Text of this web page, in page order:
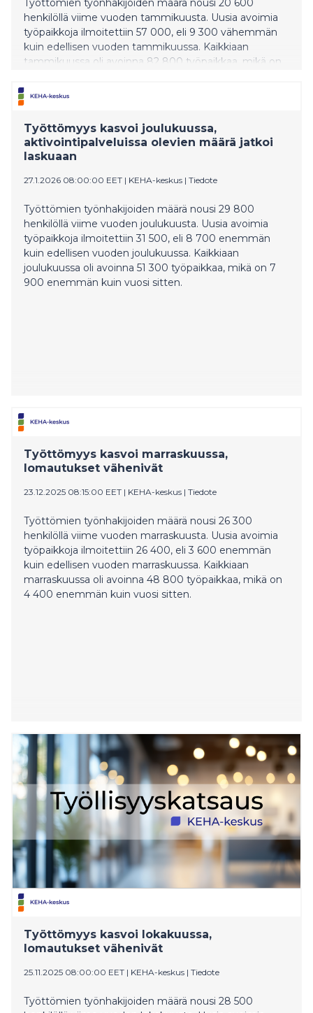
henkilöllä viime vuoden tammikuusta. Uusia avoimia
työpaikkoja ilmoitettiin 57 000, eli 9 300 vähemmän
kuin edellisen vuoden tammikuussa. Kaikkiaan
tammikuussa oli avoinna 82 800 työpaikkaa, mikä on
Työttömyys kasvoi joulukuussa,
aktivointipalveluissa olevien määrä jatkoi
laskuaan
27.1.2026 08:00:00 EET | KEHA-keskus | Tiedote
Työttömien työnhakijoiden määrä nousi 29 800
henkilöllä viime vuoden joulukuusta. Uusia avoimia
työpaikkoja ilmoitettiin 31 500, eli 8 700 enemmän
kuin edellisen vuoden joulukuussa. Kaikkiaan
joulukuussa oli avoinna 51 300 työpaikkaa, mikä on 7
900 enemmän kuin vuosi sitten.
Työttömyys kasvoi marraskuussa,
lomautukset vähenivät
23.12.2025 08:15:00 EET | KEHA-keskus | Tiedote
Työttömien työnhakijoiden määrä nousi 26 300
henkilöllä viime vuoden marraskuusta. Uusia avoimia
työpaikkoja ilmoitettiin 26 400, eli 3 600 enemmän
kuin edellisen vuoden marraskuussa. Kaikkiaan
marraskuussa oli avoinna 48 800 työpaikkaa, mikä on
4 400 enemmän kuin vuosi sitten.
Työttömyys kasvoi lokakuussa,
lomautukset vähenivät
25.11.2025 08:00:00 EET | KEHA-keskus | Tiedote
Työttömien työnhakijoiden määrä nousi 28 500